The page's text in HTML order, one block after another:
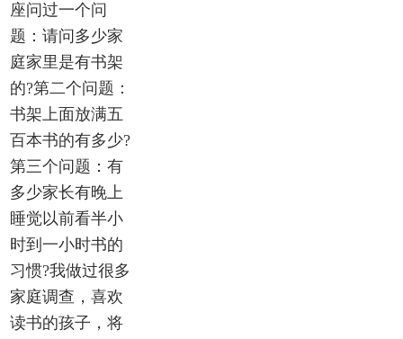
座问过一个问
题：请问多少家
庭家里是有书架
的?第二个问题：
书架上面放满五
百本书的有多少?
第三个问题：有
多少家长有晚上
睡觉以前看半小
时到一小时书的
习惯?我做过很多
家庭调查，喜欢
读书的孩子，将